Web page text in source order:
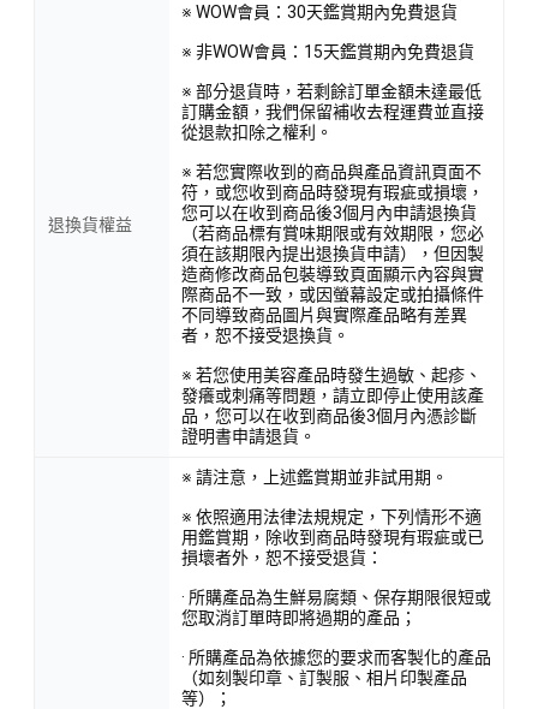
退換貨權益
※ WOW會員：30天鑑賞期內免費退貨
※ 非WOW會員：15天鑑賞期內免費退貨
※ 部分退貨時，若剩餘訂單金額未達最低
訂購金額，我們保留補收去程運費並直接
從退款扣除之權利。
※ 若您實際收到的商品與產品資訊頁面不
符，或您收到商品時發現有瑕疵或損壞，
您可以在收到商品後3個月內申請退換貨
（若商品標有賞味期限或有效期限，您必
須在該期限內提出退換貨申請），但因製
造商修改商品包裝導致頁面顯示內容與實
際商品不一致，或因螢幕設定或拍攝條件
不同導致商品圖片與實際產品略有差異
者，恕不接受退換貨。
※ 若您使用美容產品時發生過敏、起疹、
發癢或刺痛等問題，請立即停止使用該產
品，您可以在收到商品後3個月內憑診斷
證明書申請退貨。
※ 請注意，上述鑑賞期並非試用期。
※ 依照適用法律法規規定，下列情形不適
用鑑賞期，除收到商品時發現有瑕疵或已
損壞者外，恕不接受退貨：
· 所購產品為生鮮易腐類、保存期限很短或
您取消訂單時即將過期的產品；
· 所購產品為依據您的要求而客製化的產品
（如刻製印章、訂製服、相片印製產品
等）；